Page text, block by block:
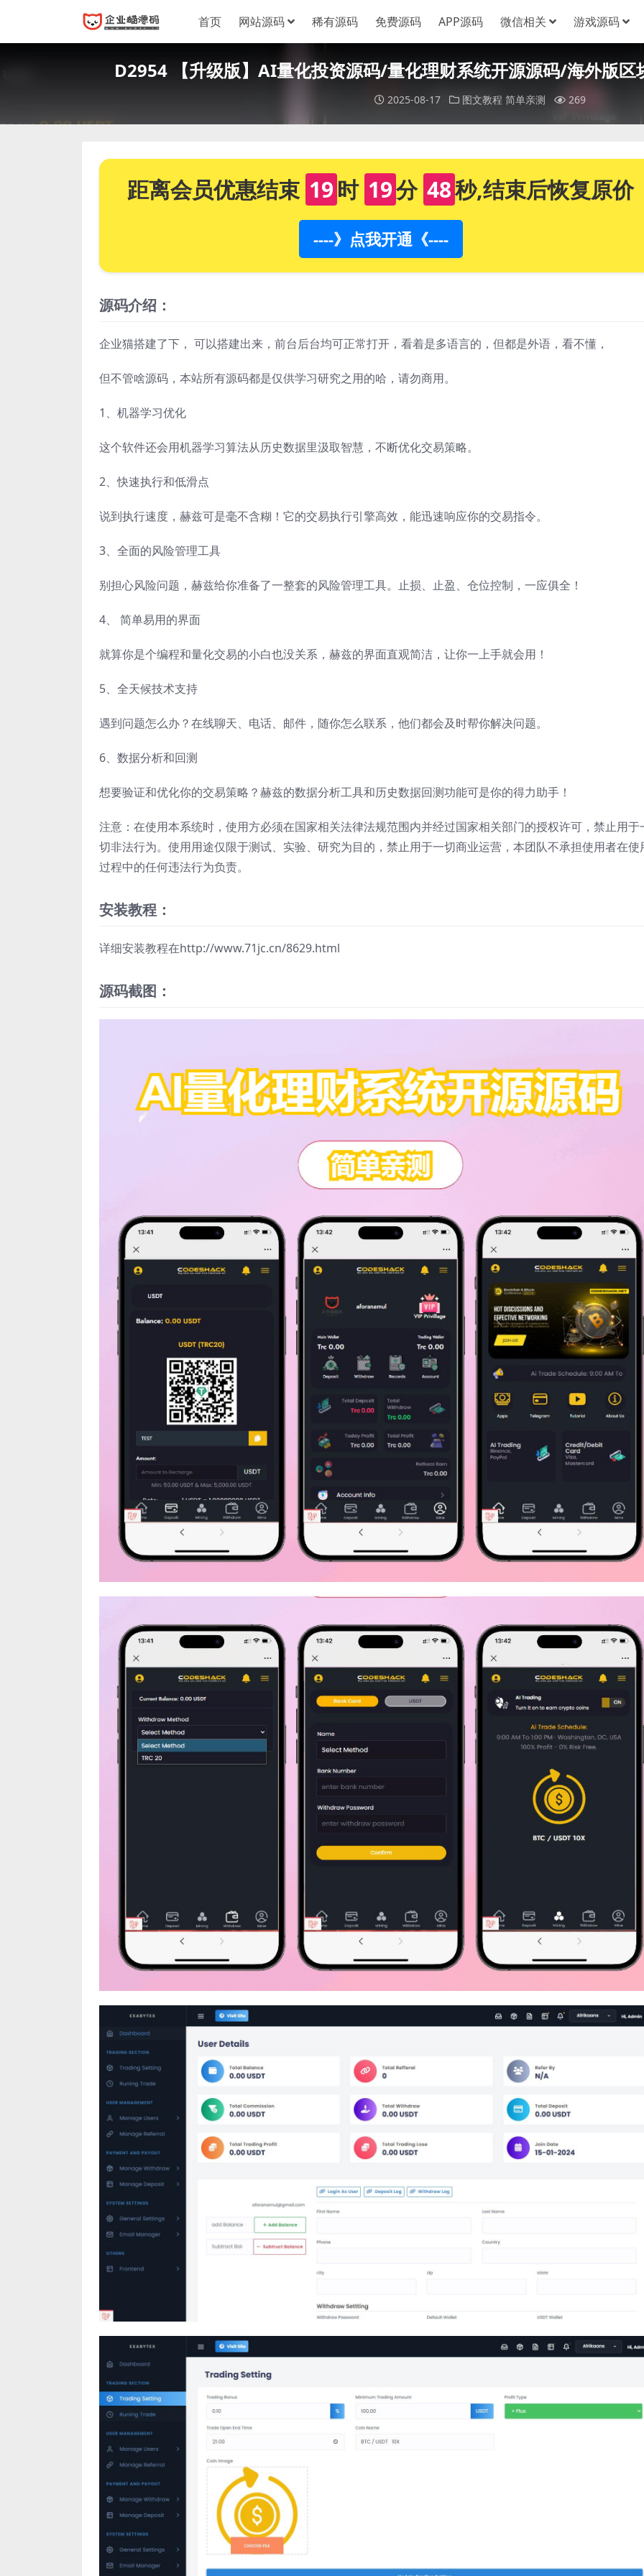
首页 网站源码 稀有源码 免费源码 APP源码 微信相关 游戏源码
D2954 【升级版】AI量化投资源码/量化理财系统开源源码/海外版
2025-08-17 图文教程 简单亲测 269
距离会员优惠结束 19时 19分 47秒,结束后恢复原价
----》点我开通《----
源码介绍：
企业猫搭建了下， 可以搭建出来，前台后台均可正常打开，看着是多语言的，但都是外语，看不懂，
但不管啥源码，本站所有源码都是仅供学习研究之用的哈，请勿商用。
1、机器学习优化
这个软件还会用机器学习算法从历史数据里汲取智慧，不断优化交易策略。
2、快速执行和低滑点
说到执行速度，赫兹可是毫不含糊！它的交易执行引擎高效，能迅速响应你的交易指令。
3、全面的风险管理工具
别担心风险问题，赫兹给你准备了一整套的风险管理工具。止损、止盈、仓位控制，一应俱全！
4、 简单易用的界面
就算你是个编程和量化交易的小白也没关系，赫兹的界面直观简洁，让你一上手就会用！
5、全天候技术支持
遇到问题怎么办？在线聊天、电话、邮件，随你怎么联系，他们都会及时帮你解决问题。
6、数据分析和回测
想要验证和优化你的交易策略？赫兹的数据分析工具和历史数据回测功能可是你的得力助手！
注意：在使用本系统时，使用方必须在国家相关法律法规范围内并经过国家相关部门的授权许可，禁止用于
切非法行为。使用用途仅限于测试、实验、研究为目的，禁止用于一切商业运营，本团队不承担使用者在使
过程中的任何违法行为负责。
安装教程：
详细安装教程在http://www.71jc.cn/8629.html
源码截图：